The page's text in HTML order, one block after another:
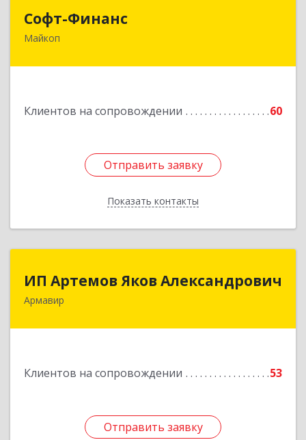
Софт-Финанс
Майкоп
Клиентов на сопровождении 60
Отправить заявку
Показать контакты
385006, Адыгея Респ, Майкоп г, Калинина ул,
Отправить заявку
Назад
ИП Артемов Яков Александрович
Армавир
Клиентов на сопровождении 53
Отправить заявку
Отправить заявку